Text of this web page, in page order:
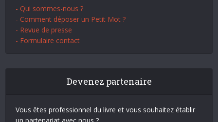
- Qui sommes-nous ?
- Comment déposer un Petit Mot ?
- Revue de presse
- Formulaire contact
Devenez partenaire
Vous êtes professionnel du livre et vous souhaitez établir